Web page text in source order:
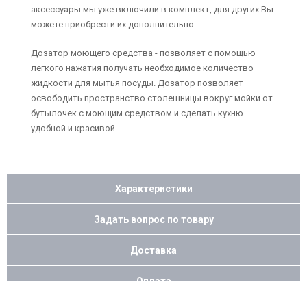
аксессуары мы уже включили в комплект, для других Вы
можете приобрести их дополнительно.
Дозатор моющего средства - позволяет с помощью
легкого нажатия получать необходимое количество
жидкости для мытья посуды. Дозатор позволяет
освободить пространство столешницы вокруг мойки от
бутылочек с моющим средством и сделать кухню
удобной и красивой.
Характеристики
Задать вопрос по товару
Доставка